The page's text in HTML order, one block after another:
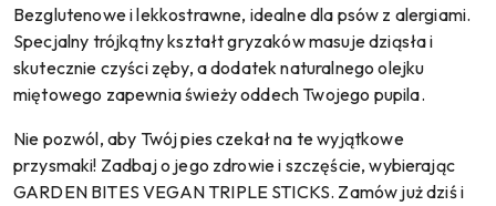
Bezglutenowe i lekkostrawne, idealne dla psów z alergiami.
Specjalny trójkątny kształt gryzaków masuje dziąsła i
skutecznie czyści zęby, a dodatek naturalnego olejku
miętowego zapewnia świeży oddech Twojego pupila.
Nie pozwól, aby Twój pies czekał na te wyjątkowe
przysmaki! Zadbaj o jego zdrowie i szczęście, wybierając
GARDEN BITES VEGAN TRIPLE STICKS. Zamów już dziś i